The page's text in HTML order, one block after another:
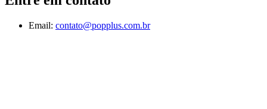
Email: contato@popplus.com.br